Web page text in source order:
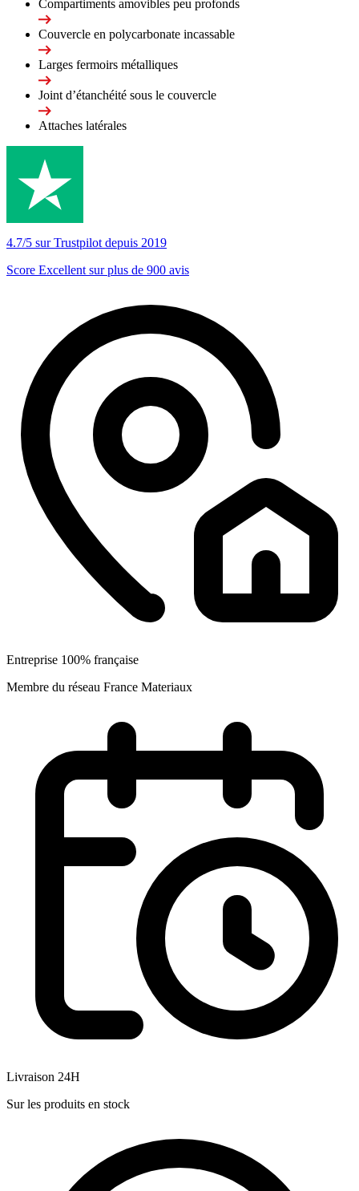
Compartiments amovibles peu profonds
Couvercle en polycarbonate incassable
Larges fermoirs métalliques
Joint d’étanchéité sous le couvercle
Attaches latérales
4.7/5 sur Trustpilot depuis 2019
Score Excellent sur plus de 900 avis
Entreprise 100% française
Membre du réseau France Materiaux
Livraison 24H
Sur les produits en stock